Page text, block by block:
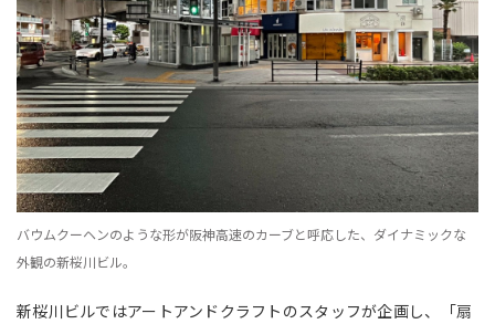
バウムクーヘンのような形が阪神高速のカーブと呼応した、ダイナミックな
外観の新桜川ビル。
新桜川ビルではアートアンドクラフトのスタッフが企画し、「扇